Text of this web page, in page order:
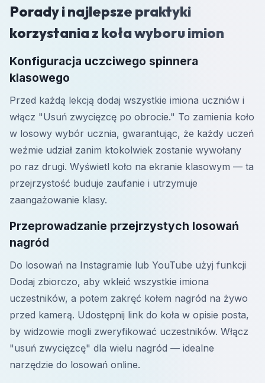
Porady i najlepsze praktyki
korzystania z koła wyboru imion
Konfiguracja uczciwego spinnera
klasowego
Przed każdą lekcją dodaj wszystkie imiona uczniów i
włącz "Usuń zwycięzcę po obrocie." To zamienia koło
w losowy wybór ucznia, gwarantując, że każdy uczeń
weźmie udział zanim ktokolwiek zostanie wywołany
po raz drugi. Wyświetl koło na ekranie klasowym — ta
przejrzystość buduje zaufanie i utrzymuje
zaangażowanie klasy.
Przeprowadzanie przejrzystych losowań
nagród
Do losowań na Instagramie lub YouTube użyj funkcji
Dodaj zbiorczo, aby wkleić wszystkie imiona
uczestników, a potem zakręć kołem nagród na żywo
przed kamerą. Udostępnij link do koła w opisie posta,
by widzowie mogli zweryfikować uczestników. Włącz
"usuń zwycięzcę" dla wielu nagród — idealne
narzędzie do losowań online.